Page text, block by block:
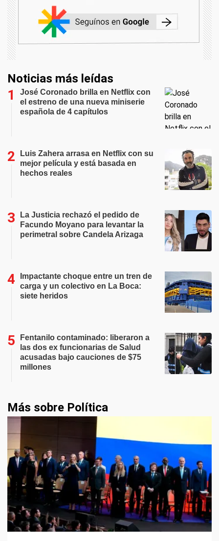
Noticias más leídas
José Coronado brilla en Netflix con
el estreno de una nueva miniserie
española de 4 capítulos
Luis Zahera arrasa en Netflix con su
mejor película y está basada en
hechos reales
La Justicia rechazó el pedido de
Facundo Moyano para levantar la
perimetral sobre Candela Arizaga
Impactante choque entre un tren de
carga y un colectivo en La Boca:
siete heridos
Fentanilo contaminado: liberaron a
las dos ex funcionarias de Salud
acusadas bajo cauciones de $75
millones
Más sobre Política